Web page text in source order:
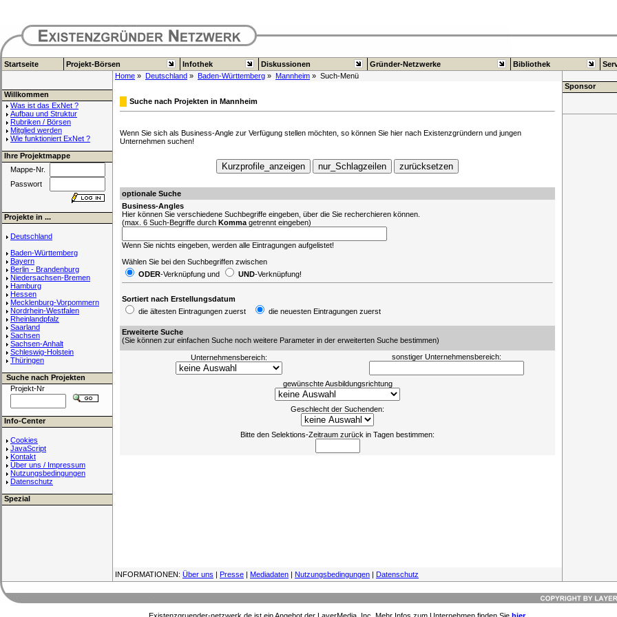
Startseite Projekt-Börsen Infothek Diskussionen Gründer-Netzwerke Bibliothek
Home » Deutschland » Baden-Württemberg » Mannheim » Such-Menü
Willkommen
Was ist das ExNet ?
Aufbau und Struktur
Rubriken / Börsen
Mitglied werden
Wie funktioniert ExNet ?
Ihre Projektmappe
Mappe-Nr.
Passwort
Projekte in ...
Deutschland
Baden-Württemberg
Bayern
Berlin - Brandenburg
Niedersachsen-Bremen
Hamburg
Hessen
Mecklenburg-Vorpommern
Nordrhein-Westfalen
Rheinlandpfalz
Saarland
Sachsen
Sachsen-Anhalt
Schleswig-Holstein
Thüringen
Suche nach Projekten
Projekt-Nr
Info-Center
Cookies
JavaScript
Kontakt
Über uns / Impressum
Nutzungsbedingungen
Datenschutz
Spezial
Suche nach Projekten in Mannheim
Wenn Sie sich als Business-Angle zur Verfügung stellen möchten, so können Sie hier nach Existenzgründern und jungen
Unternehmen suchen!
optionale Suche
Business-Angles
Hier können Sie verschiedene Suchbegriffe eingeben, über die Sie recherchieren können.
(max. 6 Such-Begriffe durch Komma getrennt eingeben)
Wenn Sie nichts eingeben, werden alle Eintragungen aufgelistet!
Wählen Sie bei den Suchbegriffen zwischen
ODER-Verknüpfung und UND-Verknüpfung!
Sortiert nach Erstellungsdatum
die ältesten Eintragungen zuerst
die neuesten Eintragungen zuerst
Erweiterte Suche
(Sie können zur einfachen Suche noch weitere Parameter in der erweiterten Suche bestimmen)
Unternehmensbereich: sonstiger Unternehmensbereich:
gewünschte Ausbildungsrichtung
Geschlecht der Suchenden:
Bitte den Selektions-Zeitraum zurück in Tagen bestimmen:
Sponsor
INFORMATIONEN: Über uns | Presse | Mediadaten | Nutzungsbedingungen | Datenschutz